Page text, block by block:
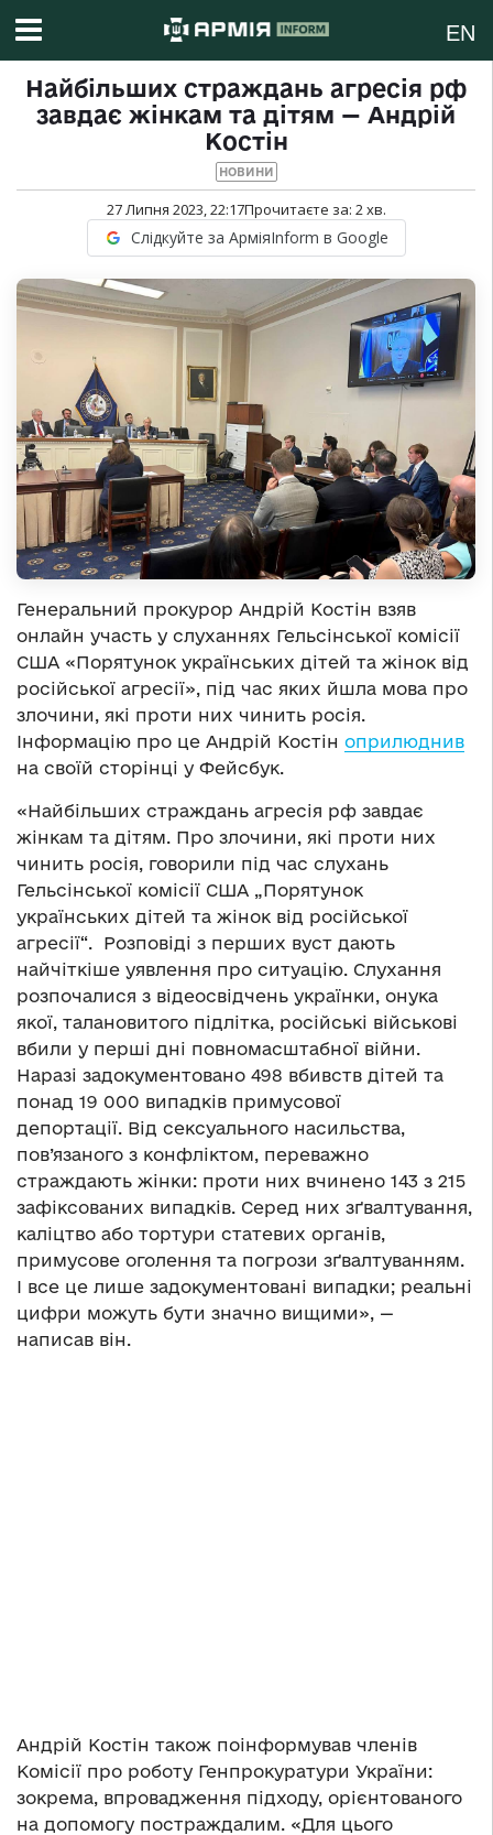
EN
Найбільших страждань агресія рф
завдає жінкам та дітям — Андрій
Костін
НОВИНИ
27 Липня 2023, 22:17Прочитаєте за: 2хв.
Слідкуйте за АрміяInform в Google
Генеральний прокурор Андрій Костін взяв
онлайн участь у слуханнях Гельсінської комісії
США «Порятунок українських дітей та жінок від
російської агресії», під час яких йшла мова про
злочини, які проти них чинить росія.
Інформацію про це Андрій Костін оприлюднив
на своїй сторінці у Фейсбук.
«Найбільших страждань агресія рф завдає
жінкам та дітям. Про злочини, які проти них
чинить росія, говорили під час слухань
Гельсінської комісії США „Порятунок
українських дітей та жінок від російської
агресії“. Розповіді з перших вуст дають
найчіткіше уявлення про ситуацію. Слухання
розпочалися з відеосвідчень українки, онука
якої, талановитого підлітка, російські військові
вбили у перші дні повномасштабної війни.
Наразі задокументовано 498 вбивств дітей та
понад 19 000 випадків примусової
депортації. Від сексуального насильства,
пов’язаного з конфліктом, переважно
страждають жінки: проти них вчинено 143 з 215
зафіксованих випадків. Серед них зґвалтування,
каліцтво або тортури статевих органів,
примусове оголення та погрози зґвалтуванням.
І все це лише задокументовані випадки; реальні
цифри можуть бути значно вищими», —
написав він.
Андрій Костін також поінформував членів
Комісії про роботу Генпрокуратури України:
зокрема, впровадження підходу, орієнтованого
на допомогу постраждалим. «Для цього